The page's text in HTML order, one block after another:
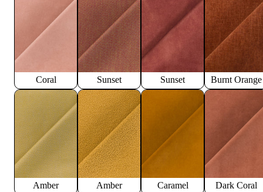
Coral Sunset Sunset Burnt Orange
Amber Amber Caramel Dark Coral